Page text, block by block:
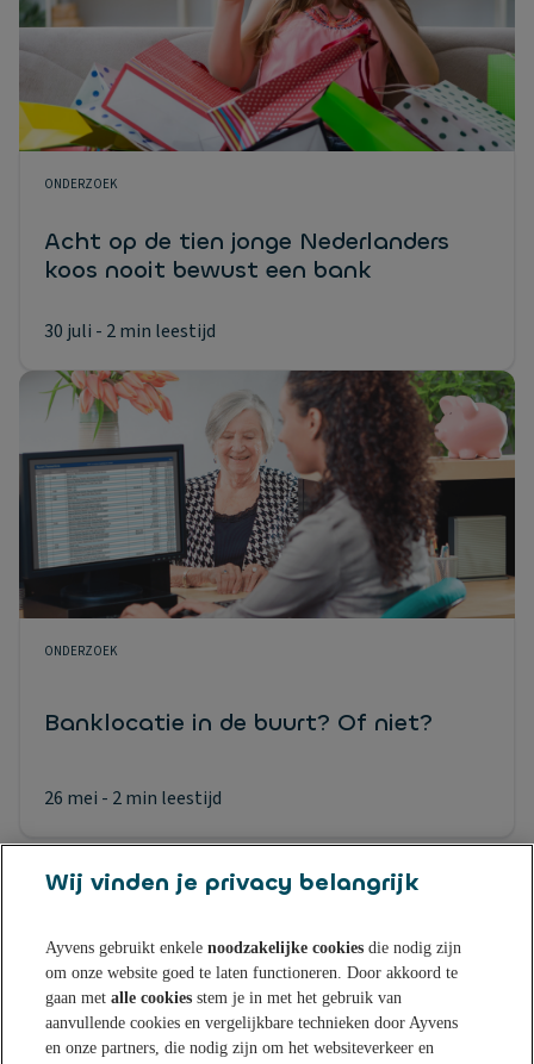
ONDERZOEK
Acht op de tien jonge Nederlanders
koos nooit bewust een bank
30 juli - 2 min leestijd
ONDERZOEK
Banklocatie in de buurt? Of niet?
26 mei - 2 min leestijd
Sparen bij Ayvens Bank
Wij vinden je privacy belangrijk
Ayvens gebruikt enkelenoodzakelijke cookies die nodig zijn
om onze website goed te laten functioneren. Door akkoord te
gaan metalle cookies stem je in met het gebruik van
aanvullende cookies en vergelijkbare technieken door Ayvens
en onze partners, die nodig zijn om het websiteverkeer en